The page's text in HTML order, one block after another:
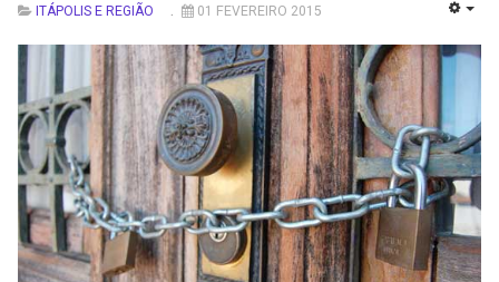
ITÁPOLIS E REGIÃO 01 FEVEREIRO 2015